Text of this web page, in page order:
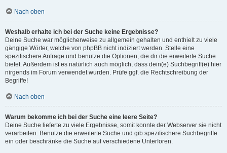
Nach oben
Weshalb erhalte ich bei der Suche keine Ergebnisse?
Deine Suche war möglicherweise zu allgemein gehalten und enthielt zu viele
gängige Wörter, welche von phpBB nicht indiziert werden. Stelle eine
spezifischere Anfrage und benutze die Optionen, die dir die erweiterte Suche
bietet. Außerdem ist es natürlich auch möglich, dass dein(e) Suchbegriff(e) hier
nirgends im Forum verwendet wurden. Prüfe ggf. die Rechtschreibung der
Begriffe!
Nach oben
Warum bekomme ich bei der Suche eine leere Seite?
Deine Suche lieferte zu viele Ergebnisse, somit konnte der Webserver sie nicht
verarbeiten. Benutze die erweiterte Suche und gib spezifischere Suchbegriffe
ein oder beschränke die Suche auf verschiedene Unterforen.